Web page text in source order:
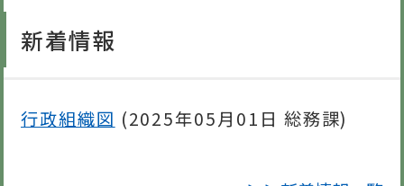
新着情報
行政組織図 (2025年05月01日 総務課)